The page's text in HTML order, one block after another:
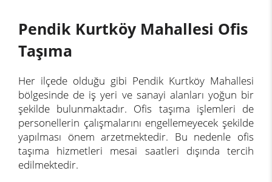
Pendik Kurtköy Mahallesi Ofis
Taşıma
Her ilçede olduğu gibi Pendik Kurtköy Mahallesi
bölgesinde de iş yeri ve sanayi alanları yoğun bir
şekilde bulunmaktadır. Ofis taşıma işlemleri de
personellerin çalışmalarını engellemeyecek şekilde
yapılması önem arzetmektedir. Bu nedenle ofis
taşıma hizmetleri mesai saatleri dışında tercih
edilmektedir.